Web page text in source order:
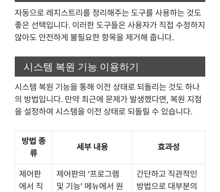
자동으로 레지스트리를 정리해주는 도구를 사용하는 것도
좋은 선택입니다. 이러한 도구들은 사용자가 직접 수정하지
않아도 안전하게 불필요한 항목을 제거해 줍니다.
시스템 복원 기능 이용하기
시스템 복원 기능을 통해 이전 상태로 되돌리는 것도 하나
의 방법입니다. 만약 최근에 문제가 발생했다면, 복원 지점
을 설정하여 시스템을 이전 상태로 되돌릴 수 있습니다.
방법 종
류
세부 내용 효과성
제어판
에서 직
제어판의 ‘프로그램
및 기능’ 메뉴에서 원
간단하고 직관적인
방법으로 대부분의